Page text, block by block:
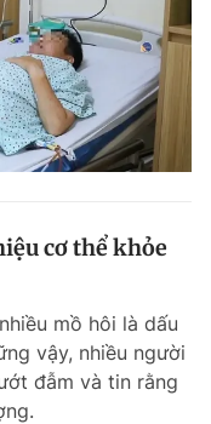
cáo
404
Chính sách bảo
ngày 24.3.2020
Niên. Cấm sao chép
bằng văn bản.
cơ thể khỏe
mồ hôi là dấu
vậy, nhiều người
đẫm và tin rằng